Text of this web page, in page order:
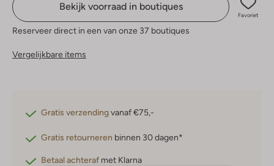
Bekijk voorraad in boutiques
Favoriet
Reserveer direct in een van onze 37 boutiques
Vergelijkbare items
Gratis verzendingvanaf €75,-
Gratis retourneren binnen 30 dagen*
Betaal achteraf met Klarna